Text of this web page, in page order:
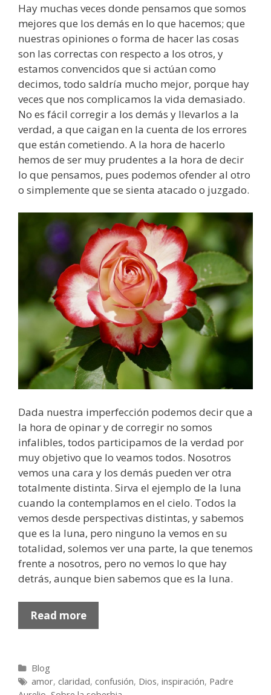
Hay muchas veces donde pensamos que somos
mejores que los demás en lo que hacemos; que
nuestras opiniones o forma de hacer las cosas
son las correctas con respecto a los otros, y
estamos convencidos que si actúan como
decimos, todo saldría mucho mejor, porque hay
veces que nos complicamos la vida demasiado.
No es fácil corregir a los demás y llevarlos a la
verdad, a que caigan en la cuenta de los errores
que están cometiendo. A la hora de hacerlo
hemos de ser muy prudentes a la hora de decir
lo que pensamos, pues podemos ofender al otro
o simplemente que se sienta atacado o juzgado.
Dada nuestra imperfección podemos decir que a
la hora de opinar y de corregir no somos
infalibles, todos participamos de la verdad por
muy objetivo que lo veamos todos. Nosotros
vemos una cara y los demás pueden ver otra
totalmente distinta. Sirva el ejemplo de la luna
cuando la contemplamos en el cielo. Todos la
vemos desde perspectivas distintas, y sabemos
que es la luna, pero ninguno la vemos en su
totalidad, solemos ver una parte, la que tenemos
frente a nosotros, pero no vemos lo que hay
detrás, aunque bien sabemos que es la luna.
Read moreSobre
la
Categories
Blog
Tags
amor, claridad, confusión, Dios, inspiración, Padre